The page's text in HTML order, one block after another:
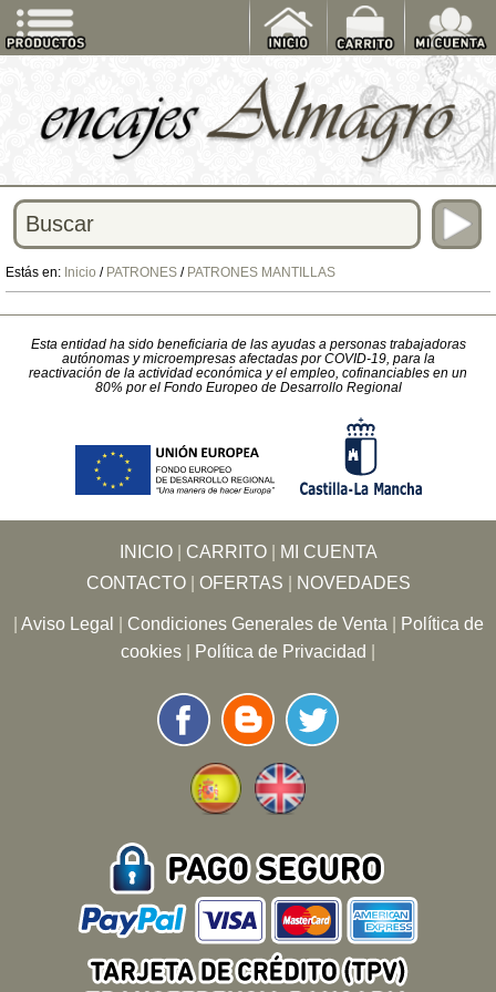
Estás en: Inicio / PATRONES / PATRONES MANTILLAS
Esta entidad ha sido beneficiaria de las ayudas a personas trabajadoras
autónomas y microempresas afectadas por COVID-19, para la
reactivación de la actividad económica y el empleo, cofinanciables en un
80% por el Fondo Europeo de Desarrollo Regional
INICIO| CARRITO|
MI CUENTA
CONTACTO| OFERTAS NOVEDADES
Aviso Legal Condiciones Generales de Venta
Política de
cookies
Política de Privacidad